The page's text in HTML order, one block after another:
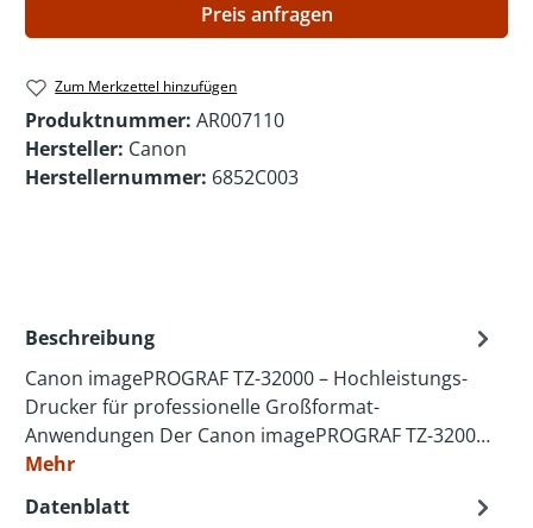
Preis anfragen
Zum Merkzettel hinzufügen
Produktnummer: AR007110
Hersteller: Canon
Herstellernummer: 6852C003
Beschreibung
Canon imagePROGRAF TZ-32000 – Hochleistungs-
Drucker für professionelle Großformat-
Anwendungen Der Canon imagePROGRAF TZ-3200…
Mehr
Datenblatt